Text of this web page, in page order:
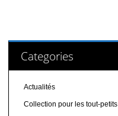
Categories
Actualités
Collection pour les tout-petits